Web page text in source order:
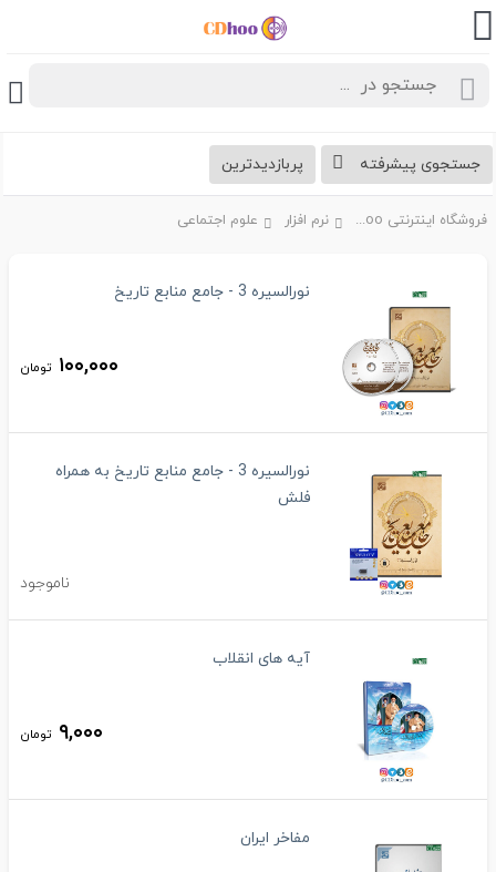
جستجوی پیشرفته پربازدیدترین
فروشگاه اینترنتی CDhoo نرم افزار علوم اجتماعی
نورالسیره 3 - جامع منابع تاریخ
۱۰۰,۰۰۰ تومان
نورالسیره 3 - جامع منابع تاریخ به همراه
فلش
ناموجود
آیه های انقلاب
۹,۰۰۰ تومان
مفاخر ایران